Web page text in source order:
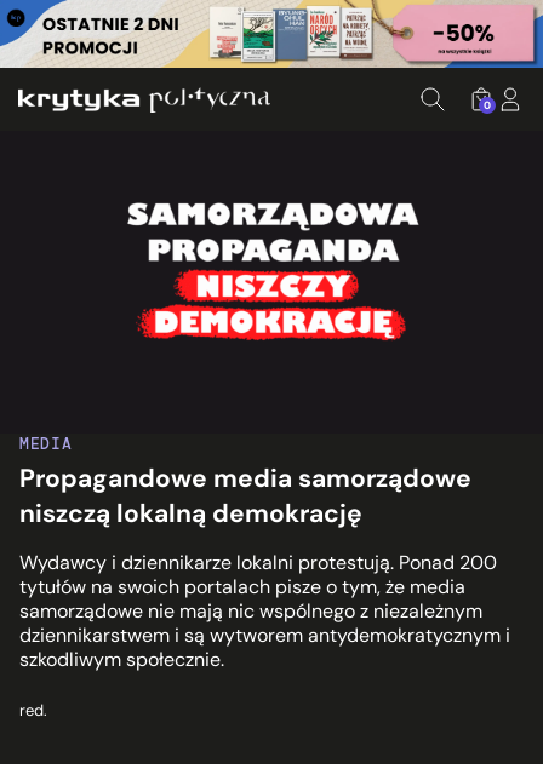
0
MEDIA
Propagandowe media samorządowe
niszczą lokalną demokrację
Wydawcy i dziennikarze lokalni protestują. Ponad 200
tytułów na swoich portalach pisze o tym, że media
samorządowe nie mają nic wspólnego z niezależnym
dziennikarstwem i są wytworem antydemokratycznym i
szkodliwym społecznie.
red.